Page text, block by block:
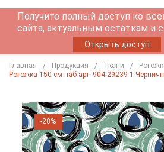
Получите полный доступ ко
сайта, актуальным остаткам и
Открыть доступ
Главная Продукция Ткани
Рогожка 150 см наб арт. 904 29239-1
-28%